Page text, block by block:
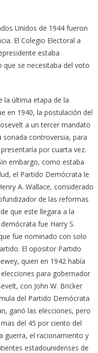
Unidos de 1944 fueron
El Colegio Electoral a
estaba
se necesitaba del voto
la última etapa de la
en 1940, la postulación del
a un tercer mandato
controversia, para
por cuarta vez.
embargo, como estaba
el Partido Demócrata le
A. Wallace, considerado
de las reformas
que este llegara a la
fue Harry S.
fue nominado con solo
El opositor Partido
quien en 1942 había
para gobernador
con John W. Bricker
del Partido Demócrata
ganó las elecciones, pero
del 45 por ciento del
guerra, el racionamiento y
estadounidenses de